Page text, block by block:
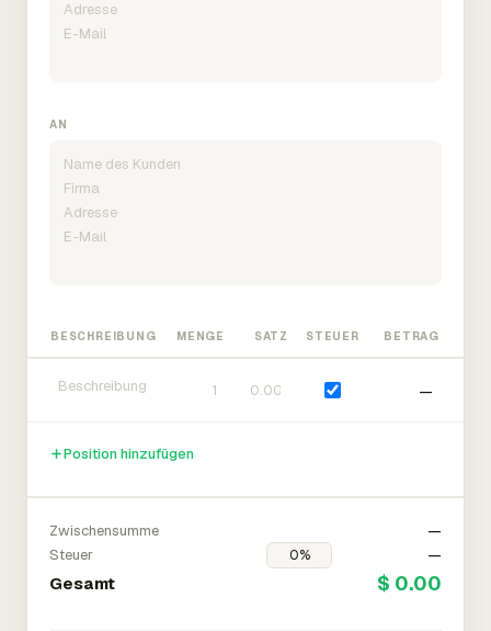
AN
BESCHREIBUNG MENGE SATZ STEUER BETRAG
—
Position hinzufügen
Zwischensumme
—
Steuer
—
Gesamt $ 0.00